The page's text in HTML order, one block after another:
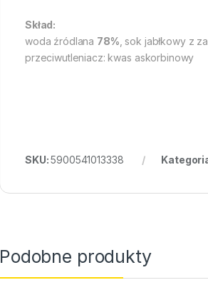
Skład:
woda źródlana 78%, sok jabłkowy z
przeciwutleniacz: kwas askorbinowy
SKU:5900541013338
Podobne produkty